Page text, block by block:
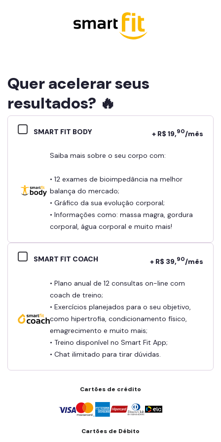
Quer acelerar seus
resultados? 🔥
SMART FIT BODY + R$ 19,90/mês
Saiba mais sobre o seu corpo com:
• 12 exames de bioimpedância na melhor
balança do mercado;
• Gráfico da sua evolução corporal;
• Informações como: massa magra, gordura
corporal, água corporal e muito mais!
SMART FIT COACH + R$ 39,90/mês
• Plano anual de 12 consultas on-line com
coach de treino;
• Exercícios planejados para o seu objetivo,
como hipertrofia, condicionamento físico,
emagrecimento e muito mais;
• Treino disponível no Smart Fit App;
• Chat ilimitado para tirar dúvidas.
Cartões de crédito
Cartões de Débito